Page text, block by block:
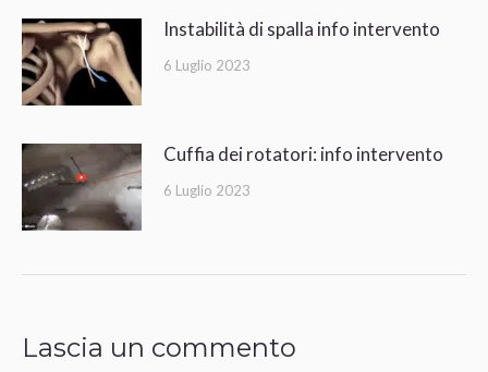
Instabilità di spalla info intervento
6 Luglio 2023
Cuffia dei rotatori: info intervento
6 Luglio 2023
Lascia un commento